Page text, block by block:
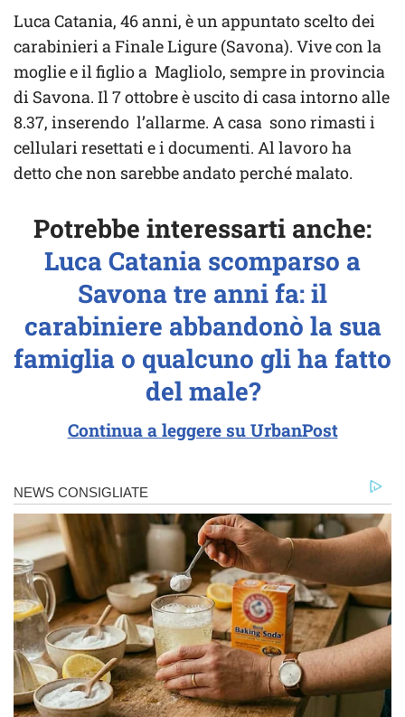
Luca Catania, 46 anni, è un appuntato scelto dei
carabinieri a Finale Ligure (Savona). Vive con la
moglie e il figlio a Magliolo, sempre in provincia
di Savona. Il 7 ottobre è uscito di casa intorno alle
8.37, inserendo l’allarme. A casa sono rimasti i
cellulari resettati e i documenti. Al lavoro ha
detto che non sarebbe andato perché malato.
Potrebbe interessarti anche:
Luca Catania scomparso a
Savona tre anni fa: il
carabiniere abbandonò la sua
famiglia o qualcuno gli ha fatto
del male?
Continua a leggere su UrbanPost